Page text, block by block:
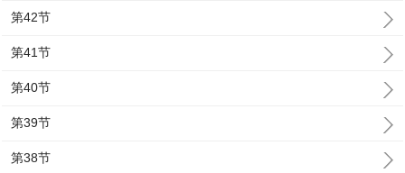
第42节
第41节
第40节
第39节
第38节